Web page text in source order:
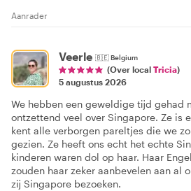
Aanrader
Veerle 🇧🇪Belgium
(Over local Tricia)
5 augustus 2026
We hebben een geweldige tijd gehad
ontzettend veel over Singapore. Ze is
kent alle verborgen pareltjes die we
gezien. Ze heeft ons echt het echte
kinderen waren dol op haar. Haar
zouden haar zeker aanbevelen aan al
zij Singapore bezoeken.